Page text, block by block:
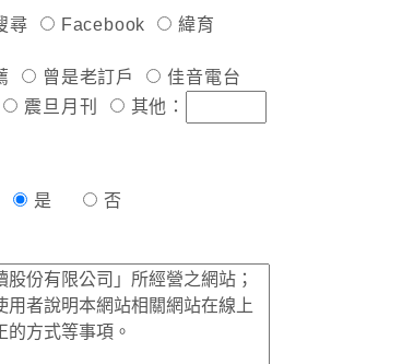
尋 Facebook
緯育
曾是老訂戶
佳音電台
震旦月刊 其他：
是 否